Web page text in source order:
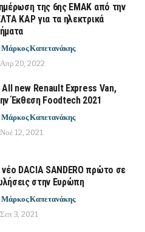
της 6ης ΕΜΑΚ από την
ΚΑΡ για τα ηλεκτρικά
Μάρκος Καπετανάκης
Απρ 20, 2022
All new Renault Express Van,
Έκθεση Foodtech 2021
Μάρκος Καπετανάκης
Νοέ 12, 2021
νέο DACIA SANDERO πρώτο σε
στην Ευρώπη
Μάρκος Καπετανάκης
Σεπ 3, 2021